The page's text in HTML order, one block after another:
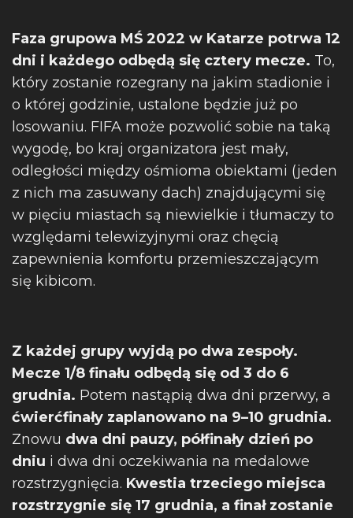
Faza grupowa MŚ 2022 w Katarze potrwa 12
dni i każdego odbędą się cztery mecze. To,
który zostanie rozegrany na jakim stadionie i
o której godzinie, ustalone będzie już po
losowaniu. FIFA może pozwolić sobie na taką
wygodę, bo kraj organizatora jest mały,
odległości między ośmioma obiektami (jeden
z nich ma zasuwany dach) znajdującymi się
w pięciu miastach są niewielkie i tłumaczy to
względami telewizyjnymi oraz chęcią
zapewnienia komfortu przemieszczającym
się kibicom.
Z każdej grupy wyjdą po dwa zespoły.
Mecze 1/8 finału odbędą się od 3 do 6
grudnia. Potem nastąpią dwa dni przerwy, a
ćwierćfinały zaplanowano na 9–10 grudnia.
Znowu dwa dni pauzy, półfinały dzień po
dniu i dwa dni oczekiwania na medalowe
rozstrzygnięcia. Kwestia trzeciego miejsca
rozstrzygnie się 17 grudnia, a finał zostanie